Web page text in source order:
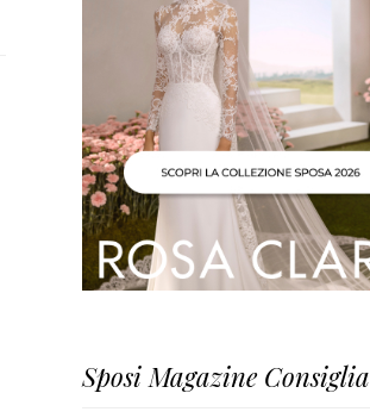
Sposi Magazine Consiglia